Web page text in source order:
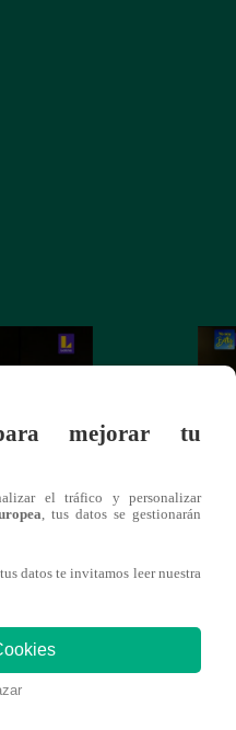
en
puede
mejorar tu
el tráfico y personalizar
, tus datos se gestionarán
datos te invitamos leer nuestra